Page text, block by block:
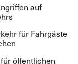
auf
für Fahrgäste
öffentlichen